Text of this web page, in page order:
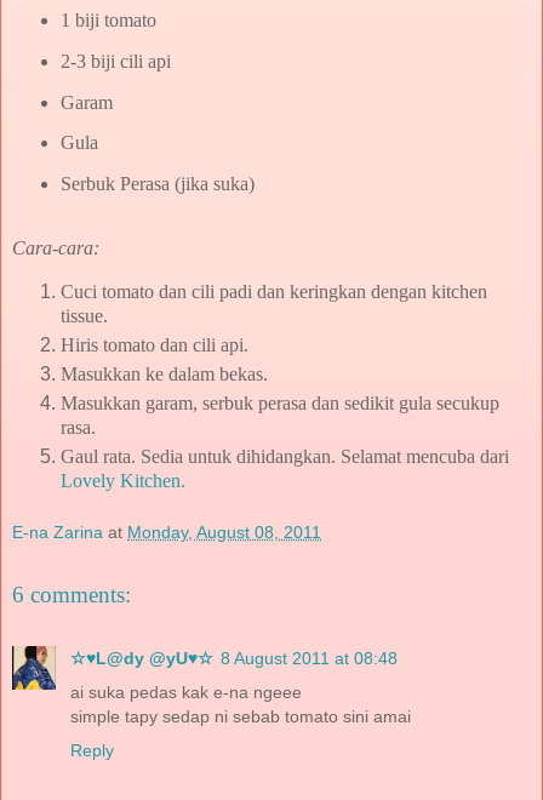
1 biji tomato
2-3 biji cili api
Garam
Gula
Serbuk Perasa (jika suka)
Cara-cara:
Cuci tomato dan cili padi dan keringkan dengan kitchen
tissue.
Hiris tomato dan cili api.
Masukkan ke dalam bekas.
Masukkan garam, serbuk perasa dan sedikit gula secukup
rasa.
Gaul rata. Sedia untuk dihidangkan. Selamat mencuba dari
Lovely Kitchen.
E-na Zarina at Monday, August 08, 2011
6 comments:
☆♥L@dy @yU♥☆ 8 August 2011 at 08:48
ai suka pedas kak e-na ngeee
simple tapy sedap ni sebab tomato sini amai
Reply